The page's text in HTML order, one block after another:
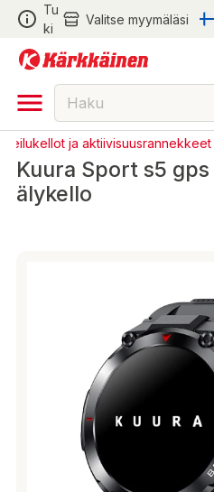
Tu
ki
Valitse myymäläsi
ja aktiivisuusrannekkeet
Kuura Sport s5
älykello